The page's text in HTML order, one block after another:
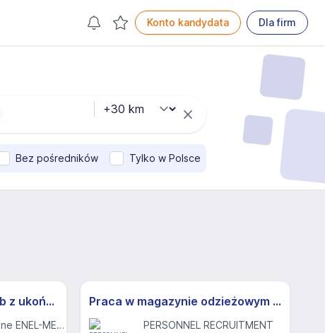
Konto kandydata Dla firm
Bez pośredników Tylko w Polsce
Psychiatra (w trakcie lub z ukończoną specjalizacją) (k/m)
Centrum Medyczne ENEL-MED S.A.
Praca w magazynie odzieżowym dla uczniów i studentów | 40 zł | zapewniamy transport
PERSONNEL RECRUITMENT